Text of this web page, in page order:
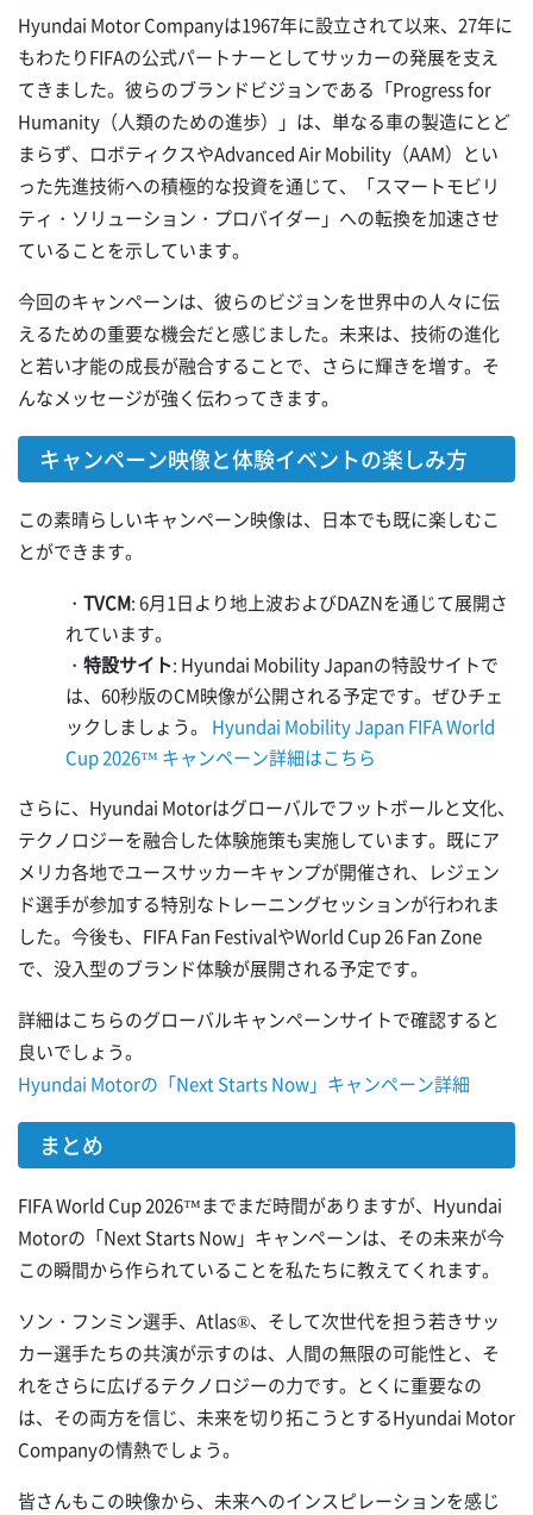
Hyundai Motor Companyは1967年に設立されて以来、27年に
もわたりFIFAの公式パートナーとしてサッカーの発展を支え
てきました。彼らのブランドビジョンである「Progress for
Humanity（人類のための進歩）」は、単なる車の製造にとど
まらず、ロボティクスやAdvanced Air Mobility（AAM）とい
った先進技術への積極的な投資を通じて、「スマートモビリ
ティ・ソリューション・プロバイダー」への転換を加速させ
ていることを示しています。
今回のキャンペーンは、彼らのビジョンを世界中の人々に伝
えるための重要な機会だと感じました。未来は、技術の進化
と若い才能の成長が融合することで、さらに輝きを増す。そ
んなメッセージが強く伝わってきます。
キャンペーン映像と体験イベントの楽しみ方
この素晴らしいキャンペーン映像は、日本でも既に楽しむこ
とができます。
・ TVCM: 6月1日より地上波およびDAZNを通じて展開さ
れています。
・ 特設サイト: Hyundai Mobility Japanの特設サイトで
は、60秒版のCM映像が公開される予定です。ぜひチェ
ックしましょう。 Hyundai Mobility Japan FIFA World
Cup 2026™ キャンペーン詳細はこちら
さらに、Hyundai Motorはグローバルでフットボールと文化、
テクノロジーを融合した体験施策も実施しています。既にア
メリカ各地でユースサッカーキャンプが開催され、レジェン
ド選手が参加する特別なトレーニングセッションが行われま
した。今後も、FIFA Fan FestivalやWorld Cup 26 Fan Zone
で、没入型のブランド体験が展開される予定です。
詳細はこちらのグローバルキャンペーンサイトで確認すると
良いでしょう。
Hyundai Motorの「Next Starts Now」キャンペーン詳細
まとめ
FIFA World Cup 2026™までまだ時間がありますが、Hyundai
Motorの「Next Starts Now」キャンペーンは、その未来が今
この瞬間から作られていることを私たちに教えてくれます。
ソン・フンミン選手、Atlas®、そして次世代を担う若きサッ
カー選手たちの共演が示すのは、人間の無限の可能性と、そ
れをさらに広げるテクノロジーの力です。とくに重要なの
は、その両方を信じ、未来を切り拓こうとするHyundai Motor
Companyの情熱でしょう。
皆さんもこの映像から、未来へのインスピレーションを感じ